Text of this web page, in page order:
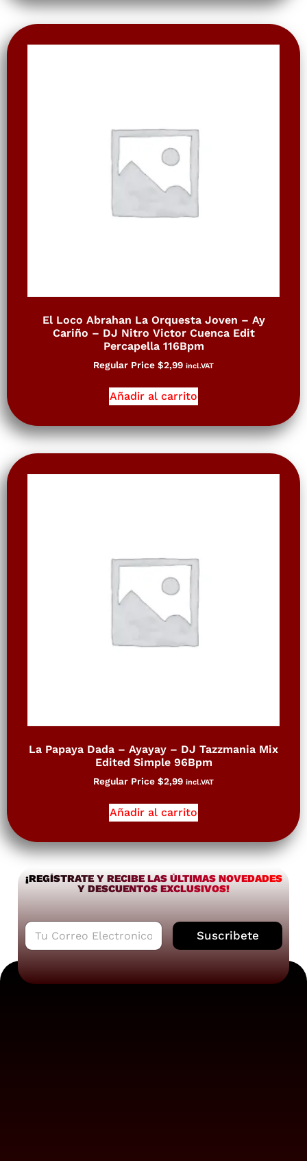
El Loco Abrahan La Orquesta Joven – Ay
Cariño – DJ Nitro Victor Cuenca Edit
Percapella 116Bpm
Regular Price $2,99 incl.VAT
Añadir al carrito
La Papaya Dada – Ayayay – DJ Tazzmania Mix
Edited Simple 96Bpm
Regular Price $2,99 incl.VAT
Añadir al carrito
¡REGÍSTRATE Y RECIBE LAS ÚLTIMAS NOVEDADES
Y DESCUENTOS EXCLUSIVOS!
C
o
e
Suscribete